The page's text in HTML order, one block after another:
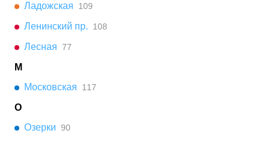
Ладожская
109
Ленинский пр. 108
Лесная 77
М
Московская
117
О
Озерки 90